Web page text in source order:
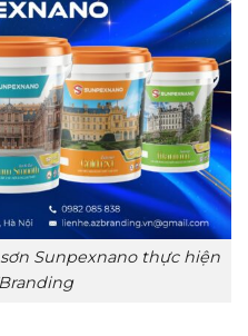
Sunpexnano thực hiện